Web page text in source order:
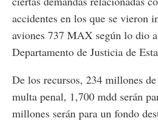
accidentes en los que se vieron
aviones 737 MAX según lo dio
Departamento de Justicia de
De los recursos, 234 millones
multa penal, 1,700 mdd serán
millones serán para un fondo